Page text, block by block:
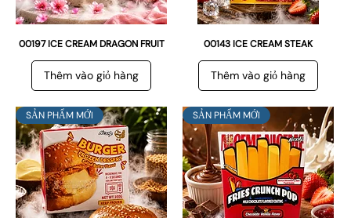
00197 ICE CREAM DRAGON FRUIT
Thêm vào giỏ hàng
00143 ICE CREAM STEAK
Thêm vào giỏ hàng
SẢN PHẨM MỚI SẢN PHẨM MỚI